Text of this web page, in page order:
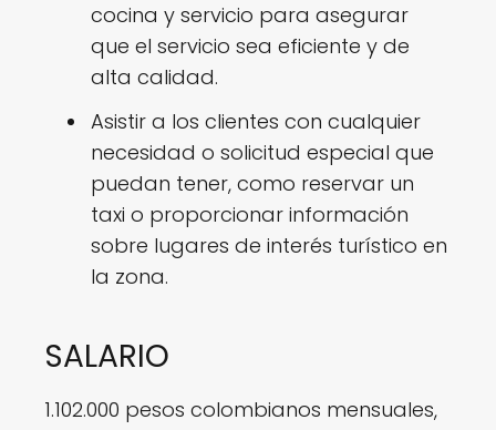
cocina y servicio para asegurar
que el servicio sea eficiente y de
alta calidad.
Asistir a los clientes con cualquier
necesidad o solicitud especial que
puedan tener, como reservar un
taxi o proporcionar información
sobre lugares de interés turístico en
la zona.
SALARIO
1.102.000 pesos colombianos mensuales,